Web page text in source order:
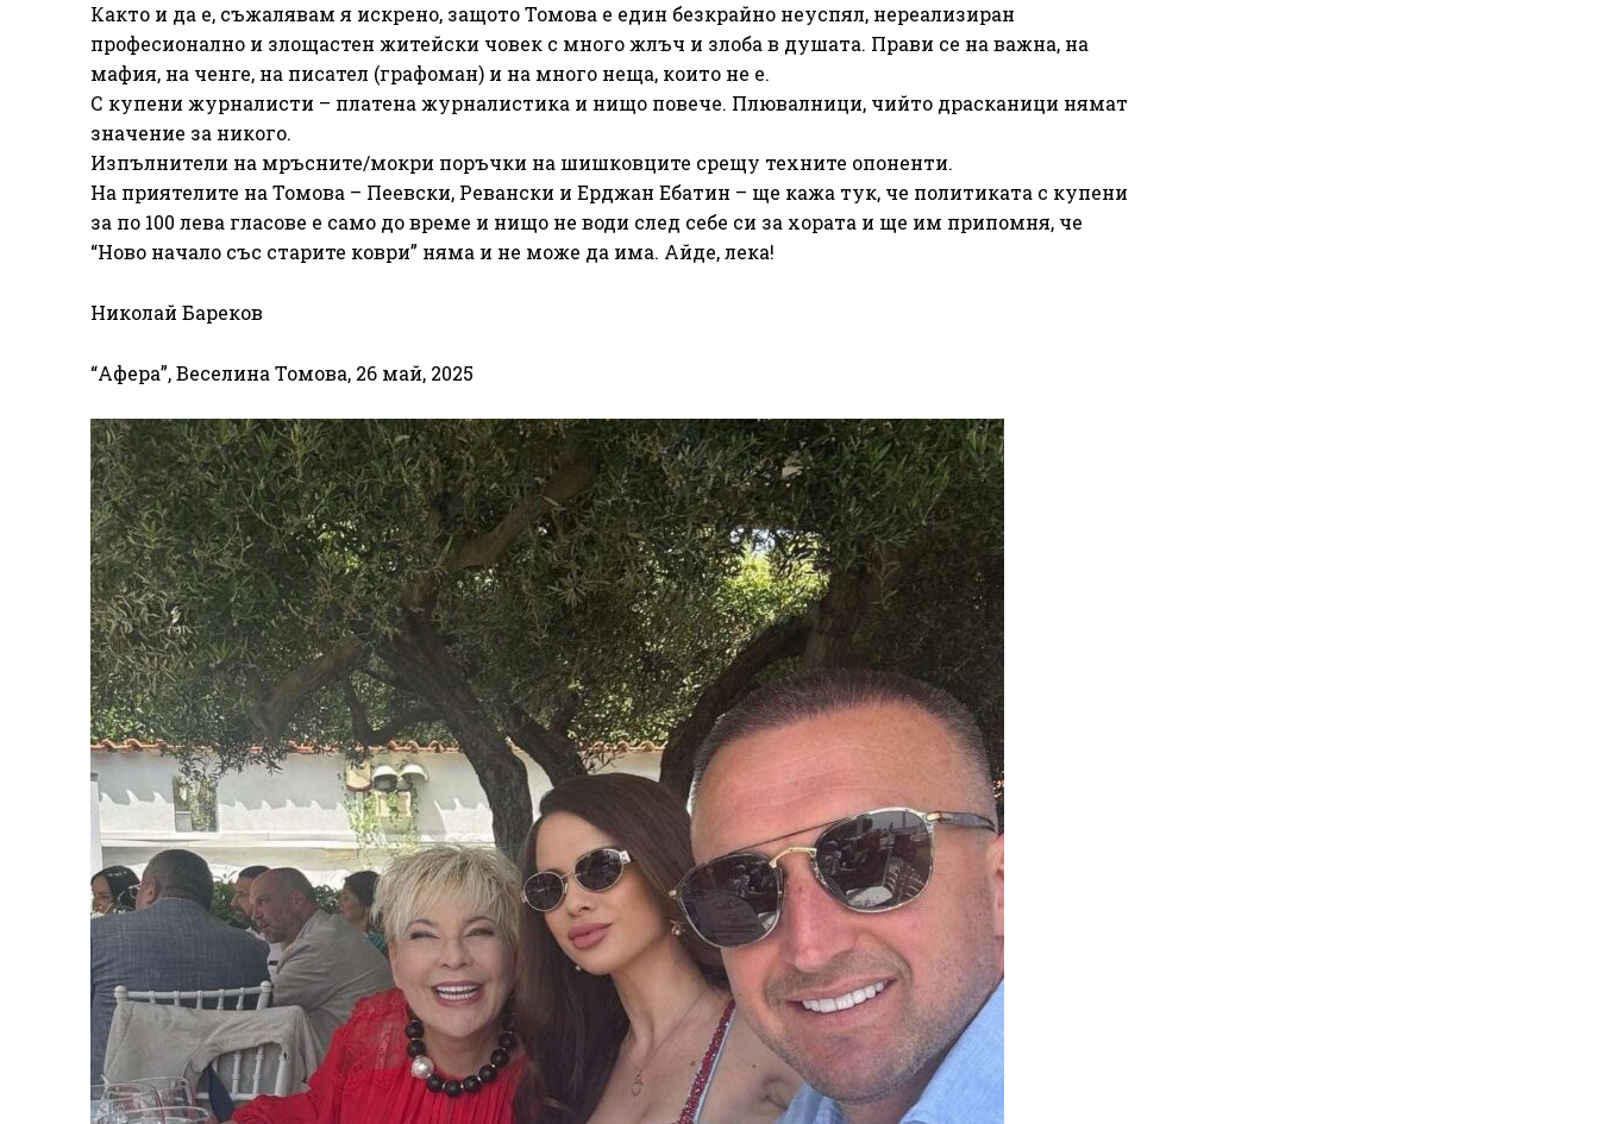
Както и да е, съжалявам я искрено, защото Томова е един безкрайно неуспял, нереализиран
професионално и злощастен житейски човек с много жлъч и злоба в душата. Прави се на важна, на
мафия, на ченге, на писател (графоман) и на много неща, които не е.
С купени журналисти – платена журналистика и нищо повече. Плювалници, чийто драсканици нямат
значение за никого.
Изпълнители на мръсните/мокри поръчки на шишковците срещу техните опоненти.
На приятелите на Томова – Пеевски, Ревански и Ерджан Ебатин – ще кажа тук, че политиката с купени
за по 100 лева гласове е само до време и нищо не води след себе си за хората и ще им припомня, че
“Ново начало със старите коври” няма и не може да има. Айде, лека!
Николай Бареков
“Афера”, Веселина Томова, 26 май, 2025